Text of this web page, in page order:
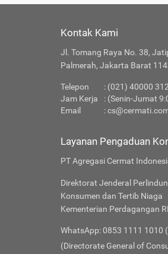
Kontak Kami
Jl. Tomang Raya No. 38,
Palmerah, Jakarta Barat
Telepon
: (021) 40000 312
Jam Kerja
: (Senin-Jumat
Email
:
Layanan Pengaduan
PT Agregasi Cermat
Direktorat Jenderal
Konsumen dan Tertib Niaga
Kementerian Perdagangan RI
WhatsApp: 0853 1111 1010
(Directorate General of